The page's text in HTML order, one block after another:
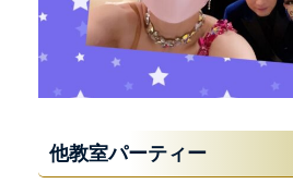
他教室パーティー